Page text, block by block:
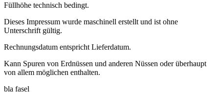
Füllhöhe technisch bedingt.
Dieses Impressum wurde maschinell erstellt und ist ohne
Unterschrift gültig.
Rechnungsdatum entspricht Lieferdatum.
Kann Spuren von Erdnüssen und anderen Nüssen oder überhaupt
von allem möglichen enthalten.
bla fasel